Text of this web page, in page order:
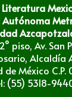
Literatura
Autónoma
piso, Av. San
Alcaldía
de México C.P.
(55) 5318-